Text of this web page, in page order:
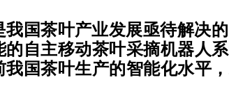
国茶叶产业发展亟待解决
自主移动茶叶采摘机器人
国茶叶生产的智能化水平